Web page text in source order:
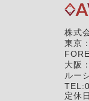
株式
東京
大阪
ルー
定休